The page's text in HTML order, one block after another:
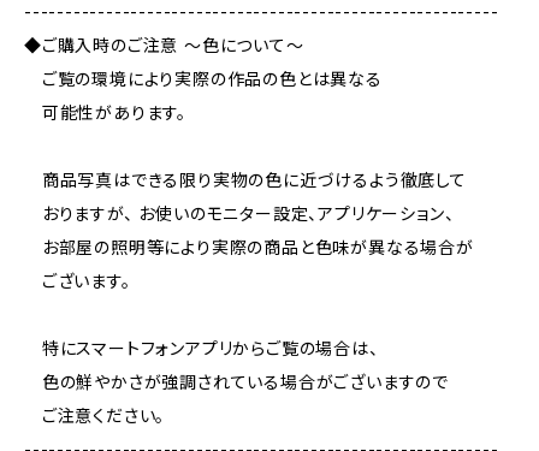
----------------------------------------------------------
◆ご購入時のご注意 ～色について～
ご覧の環境により実際の作品の色とは異なる
可能性があります。
商品写真はできる限り実物の色に近づけるよう徹底して
おりますが、 お使いのモニター設定、アプリケーション、
お部屋の照明等により実際の商品と色味が異なる場合が
ございます。
特にスマートフォンアプリからご覧の場合は、
色の鮮やかさが強調されている場合がございますので
ご注意ください。